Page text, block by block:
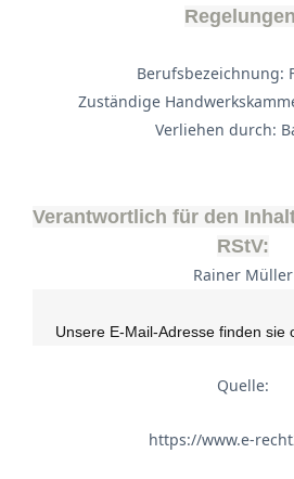
Berufsbezeichnung:
Zuständige
Verliehen durch:
Verantwortlich für den
RStV:
Rainer Müller
Unsere E-Mail-Adresse finden sie
Quelle:
https://www.e-